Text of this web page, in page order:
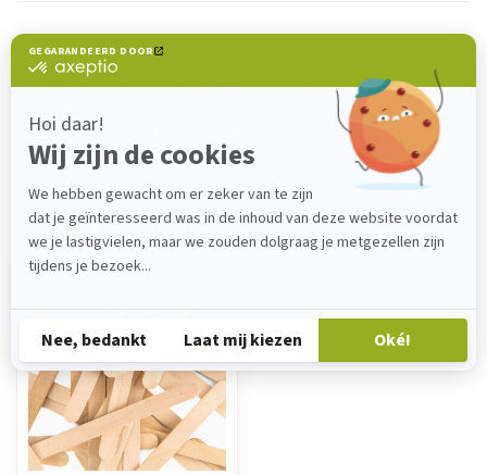
Neem gerust contact op met onze
verkoop@lijmenwinkel.nl
. Wij helpen u graag!
Recent bekeken